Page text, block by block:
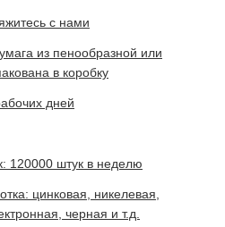
с нами
из пенообразной или
в коробку
дней
120000 штук в неделю
цинковая, никелевая,
черная и т.д.